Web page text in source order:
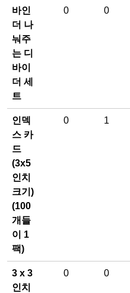
바인
더 나
눠주
는 디
바이
더 세
트
0 0
인덱
스 카
드
(3x5
인치
크기)
(100
개들
이 1
팩)
0 1
3 x 3
인치
0 0